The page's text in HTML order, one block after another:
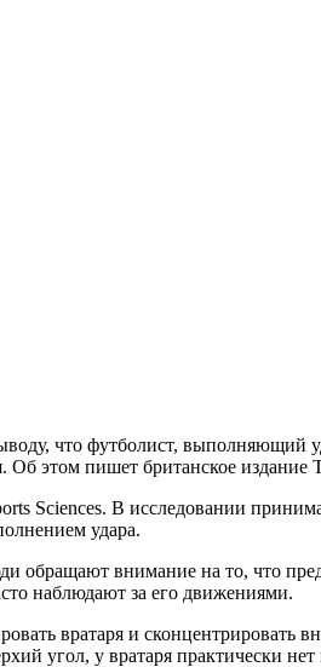
что футболист,
Об этом пишет британское издание
Sciences. В исследовании
удара.
обращают внимание на то, что
наблюдают за его движениями.
вратаря и
угол, у вратаря практически